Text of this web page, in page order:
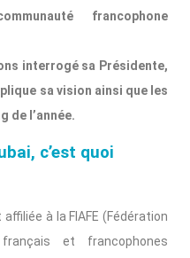
francophone
interrogé sa Présidente,
sa vision ainsi que les
de l’année.
c’est quoi
à la FIAFE (Fédération
et francophones